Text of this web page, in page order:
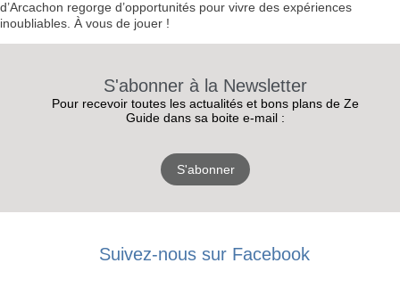
d’Arcachon regorge d’opportunités pour vivre des expériences
inoubliables. À vous de jouer !
S'abonner à la Newsletter
Pour recevoir toutes les actualités et bons plans de Ze
Guide dans sa boite e-mail :
S'abonner
Suivez-nous sur Facebook